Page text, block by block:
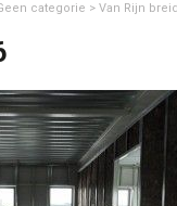
categorie > Van Rijn